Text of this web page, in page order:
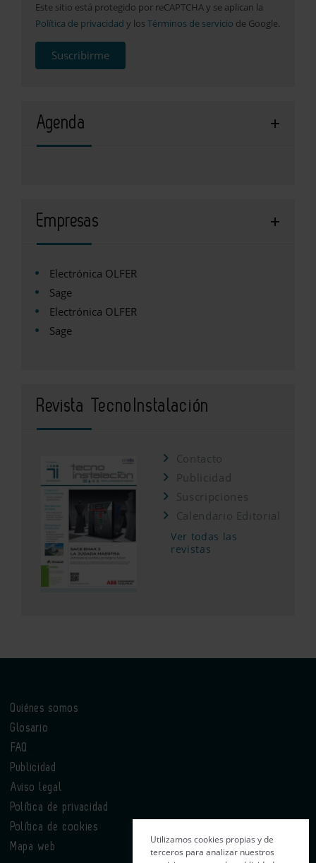
Este sitio está protegido por reCAPTCHA y se aplican la
Política de privacidad y los Términos de servicio de Google.
Suscribirme
Agenda
Empresas
Electrónica OLFER
Sage
Electrónica OLFER
Sage
Revista TecnoInstalación
Contacto
Publicidad
Suscripciones
Calendario Editorial
Ver todas las
revistas
Quiénes somos
Glosario
FAQ
Publicidad
Aviso legal
Política de privacidad
Política de cookies
Mapa web
Utilizamos cookies propias y de
terceros para analizar nuestros